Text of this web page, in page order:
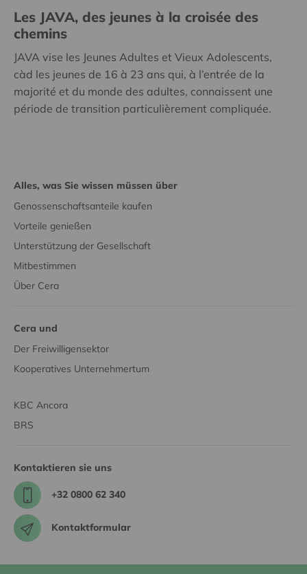
Les JAVA, des jeunes à la croisée des
chemins
JAVA vise les Jeunes Adultes et Vieux Adolescents,
càd les jeunes de 16 à 23 ans qui, à l’entrée de la
majorité et du monde des adultes, connaissent une
période de transition particulièrement compliquée.
Alles, was Sie wissen müssen über
Genossenschaftsanteile kaufen
Vorteile genießen
Unterstützung der Gesellschaft
Mitbestimmen
Über Cera
Cera und
Der Freiwilligensektor
Kooperatives Unternehmertum
KBC Ancora
BRS
Kontaktieren sie uns
+32 0800 62 340
Kontaktformular